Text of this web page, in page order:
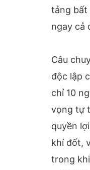
tảng bất
ngay cả
Câu
độc lập
chỉ 10
vọng tự
quyền
khí đốt,
trong